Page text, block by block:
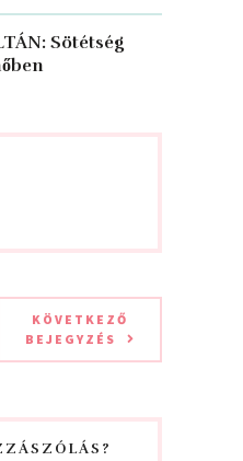
Sötétség
KÖVETKEZŐ
BEJEGYZÉS